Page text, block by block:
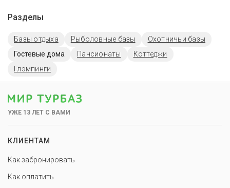
Разделы
Базы отдыха Рыболовные базы
Охотничьи базы
Гостевые дома
Пансионаты
Коттеджи
Глэмпинги
УЖЕ 13 ЛЕТ С ВАМИ
КЛИЕНТАМ
Как забронировать
Как оплатить